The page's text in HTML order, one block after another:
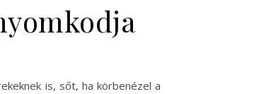
is, sőt, ha körbenézel a